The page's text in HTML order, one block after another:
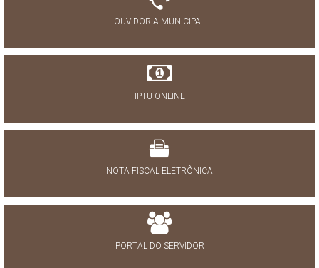
OUVIDORIA MUNICIPAL
IPTU ONLINE
NOTA FISCAL ELETRÔNICA
PORTAL DO SERVIDOR